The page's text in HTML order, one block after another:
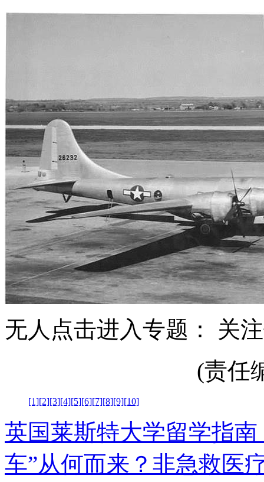
无人点击进入专题： 关
(责任
[1][2][3][4][5][6][7][8][9][10]
英国莱斯特大学留学指
车”从何而来？非急救医